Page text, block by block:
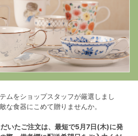
ムをショップスタッフが厳選しまし
な食器にこめて贈りませんか。
いたご注文は、最短で5月7日(木)に発